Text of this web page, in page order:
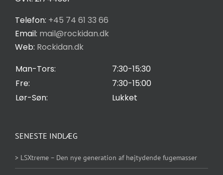
Telefon: +45 74 61 33 66
Email: mail@rockidan.dk
Web: Rockidan.dk
Man-Tors:
7:30-15:30
Fre:
7:30-15:00
Lør-Søn:
Lukket
Privatlivspolitik
Cookie Indstilling
SENESTE INDLÆG
> LSXtreme – Den nye generation af højtydende fugemasser